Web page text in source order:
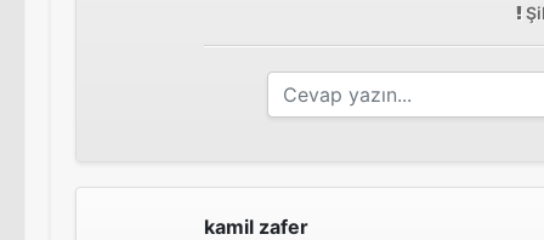
kamil zafer